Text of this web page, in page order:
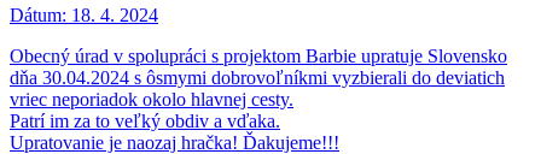
Dátum: 18. 4. 2024
Obecný úrad v spolupráci s projektom Barbie upratuje Slovensko
dňa 30.04.2024 s ôsmymi dobrovoľníkmi vyzbierali do deviatich
vriec neporiadok okolo hlavnej cesty.
Patrí im za to veľký obdiv a vďaka.
Upratovanie je naozaj hračka! Ďakujeme!!!